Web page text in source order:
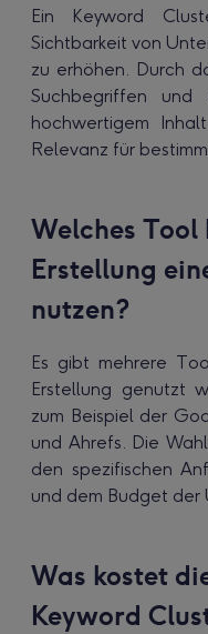
Ein Keyword
Sichtbarkeit von
zu erhöhen. Durch
Suchbegriffen
hochwertigem
Relevanz für
Welches
Erstellung
nutzen?
Es gibt mehrere
Erstellung genutzt
zum Beispiel der
und Ahrefs. Die
den spezifischen
und dem Budget der
Was kostet
Keyword